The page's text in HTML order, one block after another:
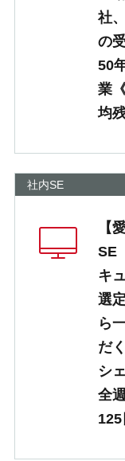
社
の
50
業
均
社内SE
【
SE
キ
選
ら
だ
シ
全
125